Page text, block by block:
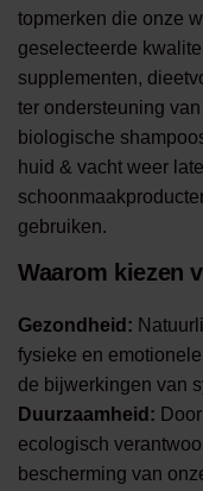
topmerken die onze
geselecteerde
supplementen,
ter ondersteuning
biologische
huid & vacht weer
gebruiken.
Waarom kiezen
Gezondheid:
fysieke en
de bijwerkingen van
Duurzaamheid:
ecologisch
bescherming van